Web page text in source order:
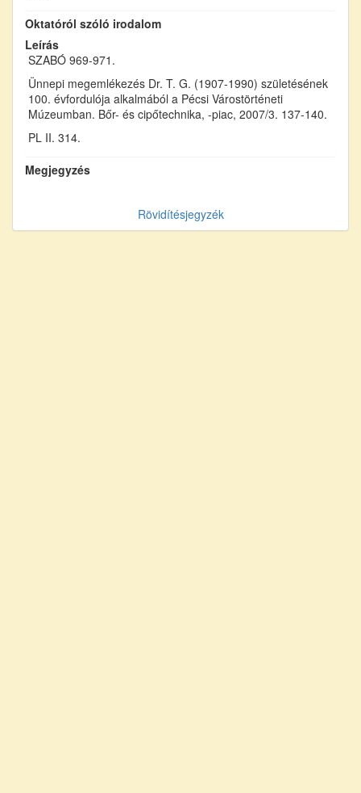
Oktatóról szóló irodalom
Leírás
SZABÓ 969-971.
Ünnepi megemlékezés Dr. T. G. (1907-1990) születésének
100. évfordulója alkalmából a Pécsi Várostörténeti
Múzeumban. Bőr- és cipőtechnika, -piac, 2007/3. 137-140.
PL II. 314.
Megjegyzés
Rövidítésjegyzék